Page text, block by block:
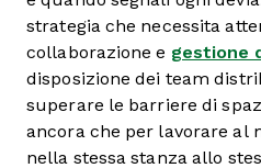
strategia che necessita
collaborazione e gestione
disposizione dei team
superare le barriere di
ancora che per lavorare al
nella stessa stanza allo